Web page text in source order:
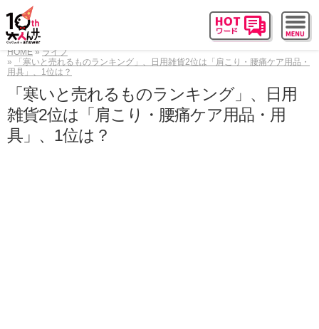
HOME
ライフ
「寒いと売れるものランキング」、日用雑貨2位は「肩こり・腰痛ケア用品・
用具」、1位は？
「寒いと売れるものランキング」、日用
雑貨2位は「肩こり・腰痛ケア用品・用
具」、1位は？